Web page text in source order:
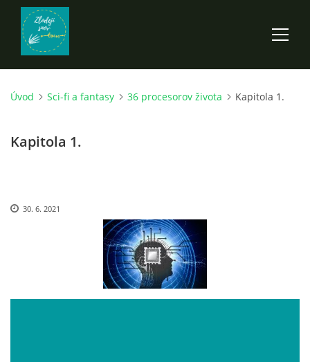
ÚVOD
ROZPRÁVKY
EGYRON: SIEDMY DEŇ - 3. DIEL
Úvod Sci-fi a fantasy 36 procesorov života Kapitola 1.
Kapitola 1.
30. 6. 2021